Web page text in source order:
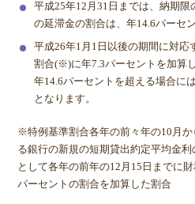
平成25年12月31日までは、納期
の延滞金の割合は、年14.6パーセ
平成26年1月1日以後の期間に対応
割合(※)に年7.3パーセントを加算
年14.6パーセントを超える場合に
となります。
※特例基準割合各年の前々年の10月
る銀行の新規の短期貸出約定平均金
として各年の前年の12月15日までに
パーセントの割合を加算した割合